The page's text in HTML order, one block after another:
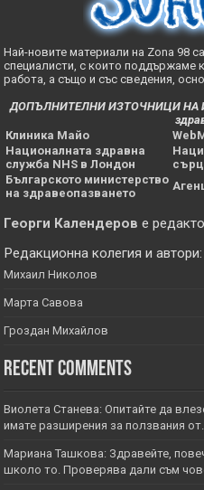
Най-новите материали на Zona 98
специалисти, с които поддържаме
работа, а също и със сведения,
ДОПЪЛНИТЕЛНИ ИЗТОЧНИЦИ НА
Клиника Майо
Националната здравна
служба NHS в Лондон
Българското министерство
на здравеопазването
Георги Календеров е
Редакционна колегия и автори:
Михаил Николов
Марта Савова
Гроздан Михайлов
Recent Comments
Виолета Станева: Опитайте да
имате разширения за ползвания
Мариана Ташкова: Здравейте,
школо то. Проверява дали съм